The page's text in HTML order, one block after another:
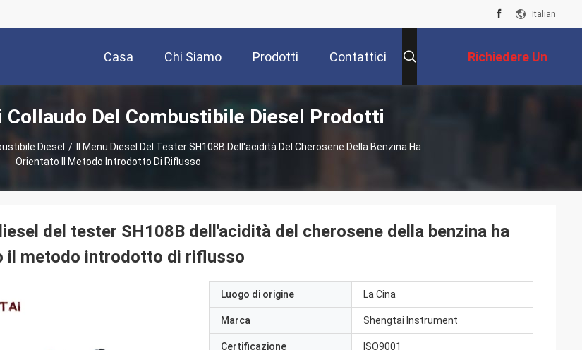
Italian
Casa Chi Siamo Prodotti Contattici Richiedere Un
Preventivo
Collaudo Del Combustibile Diesel Prodotti
Diesel /
Il Menu Diesel Del Tester SH108B Dell'acidità Del Cherosene Della Benzina Ha
Orientato Il Metodo Introdotto Di Riflusso
del tester SH108B dell'acidità del cherosene della benzina ha
il metodo introdotto di riflusso
Luogo di origine La Cina
Marca Shengtai Instrument
Certificazione ISO9001